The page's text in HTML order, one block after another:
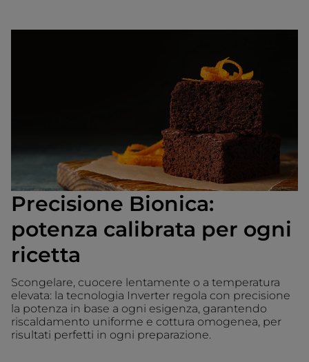
Precisione Bionica:
potenza calibrata per ogni
ricetta
Scongelare, cuocere lentamente o a temperatura
elevata: la tecnologia Inverter regola con precisione
la potenza in base a ogni esigenza, garantendo
riscaldamento uniforme e cottura omogenea, per
risultati perfetti in ogni preparazione.